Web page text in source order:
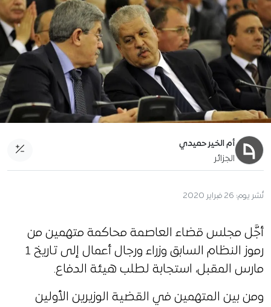
أم الخير حميدي
الجزائر
نُشر يوم: 26 فبراير 2020
أجَّل مجلس قضاء العاصمة محاكمة متهمين من
رموز النظام السابق وزراء ورجال أعمال إلى تاريخ 1
مارس المقبل، استجابة لطلب هيئة الدفاع.
ومن بين المتهمين في القضية الوزيرين الأولين